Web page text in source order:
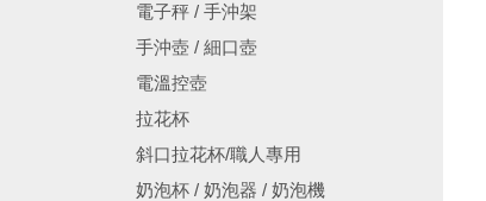
電子秤 / 手沖架
手沖壺 / 細口壺
電溫控壺
拉花杯
斜口拉花杯/職人專用
奶泡杯 / 奶泡器 / 奶泡機